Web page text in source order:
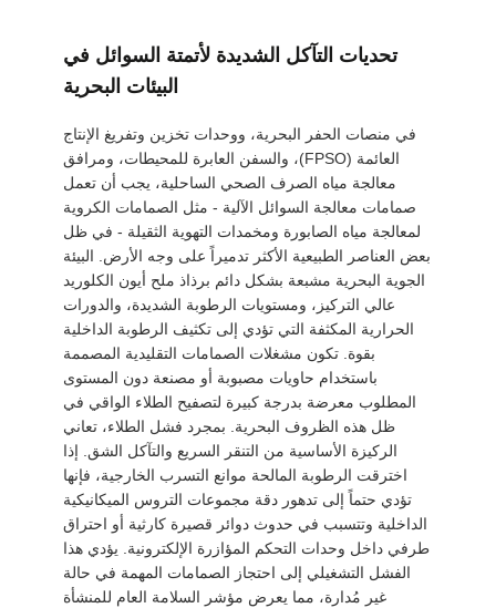
خريطة
PRIVACY
POLICY
تحديات التآكل الشديدة لأتمتة السوائل في
البيئات البحرية
في منصات الحفر البحرية، ووحدات تخزين وتفريغ الإنتاج
العائمة (FPSO)، والسفن العابرة للمحيطات، ومرافق
معالجة مياه الصرف الصحي الساحلية، يجب أن تعمل
صمامات معالجة السوائل الآلية - مثل الصمامات الكروية
لمعالجة مياه الصابورة ومخمدات التهوية الثقيلة - في ظل
بعض العناصر الطبيعية الأكثر تدميراً على وجه الأرض. البيئة
الجوية البحرية مشبعة بشكل دائم برذاذ ملح أيون الكلوريد
عالي التركيز، ومستويات الرطوبة الشديدة، والدورات
الحرارية المكثفة التي تؤدي إلى تكثيف الرطوبة الداخلية
بقوة. تكون مشغلات الصمامات التقليدية المصممة
باستخدام حاويات مصبوبة أو مصنعة دون المستوى
المطلوب معرضة بدرجة كبيرة لتصفيح الطلاء الواقي في
ظل هذه الظروف البحرية. بمجرد فشل الطلاء، تعاني
الركيزة الأساسية من التنقر السريع والتآكل الشق. إذا
اخترقت الرطوبة المالحة موانع التسرب الخارجية، فإنها
تؤدي حتماً إلى تدهور دقة مجموعات التروس الميكانيكية
الداخلية وتتسبب في حدوث دوائر قصيرة كارثية أو احتراق
طرفي داخل وحدات التحكم المؤازرة الإلكترونية. يؤدي هذا
الفشل التشغيلي إلى احتجاز الصمامات المهمة في حالة
غير مُدارة، مما يعرض مؤشر السلامة العام للمنشأة